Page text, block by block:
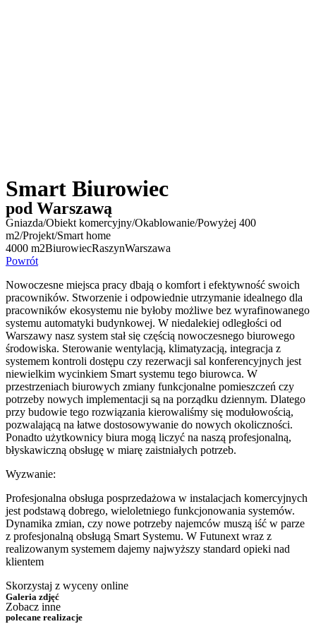
Smart Biurowiec
pod Warszawą
Gniazda/Obiekt komercyjny/Okablowanie/Powyżej 400
m2/Projekt/Smart home
4000 m2BiurowiecRaszynWarszawa
Powrót
Nowoczesne miejsca pracy dbają o komfort i efektywność swoich
pracowników. Stworzenie i odpowiednie utrzymanie idealnego dla
pracowników ekosystemu nie byłoby możliwe bez wyrafinowanego
systemu automatyki budynkowej. W niedalekiej odległości od
Warszawy nasz system stał się częścią nowoczesnego biurowego
środowiska. Sterowanie wentylacją, klimatyzacją, integracja z
systemem kontroli dostępu czy rezerwacji sal konferencyjnych jest
niewielkim wycinkiem Smart systemu tego biurowca. W
przestrzeniach biurowych zmiany funkcjonalne pomieszczeń czy
potrzeby nowych implementacji są na porządku dziennym. Dlatego
przy budowie tego rozwiązania kierowaliśmy się modułowością,
pozwalającą na łatwe dostosowywanie do nowych okoliczności.
Ponadto użytkownicy biura mogą liczyć na naszą profesjonalną,
błyskawiczną obsługę w miarę zaistniałych potrzeb.
Wyzwanie:
Profesjonalna obsługa posprzedażowa w instalacjach komercyjnych
jest podstawą dobrego, wieloletniego funkcjonowania systemów.
Dynamika zmian, czy nowe potrzeby najemców muszą iść w parze
z profesjonalną obsługą Smart Systemu. W Futunext wraz z
realizowanym systemem dajemy najwyższy standard opieki nad
klientem
Skorzystaj z wyceny online
Galeria zdjęć
Zobacz inne
polecane realizacje